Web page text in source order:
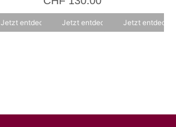
Jetzt entdecken
v
Jetzt entdecken Jetzt